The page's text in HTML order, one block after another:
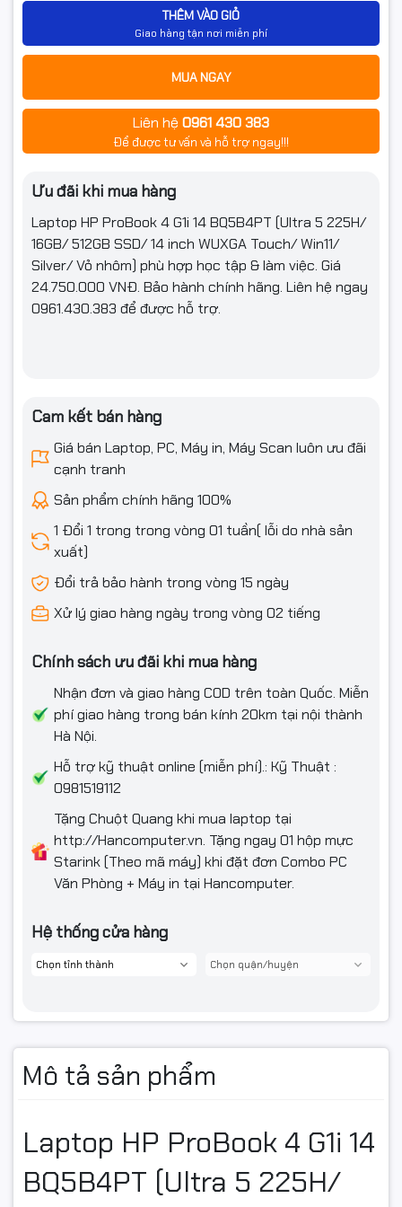
THÊM VÀO GIỎ
Giao hàng tận nơi miễn phí
MUA NGAY
Liên hệ 0961 430 383
Để được tư vấn và hỗ trợ ngay!!!
Ưu đãi khi mua hàng
Laptop HP ProBook 4 G1i 14 BQ5B4PT (Ultra 5 225H/
16GB/ 512GB SSD/ 14 inch WUXGA Touch/ Win11/
Silver/ Vỏ nhôm) phù hợp học tập & làm việc. Giá
24.750.000 VNĐ. Bảo hành chính hãng. Liên hệ ngay
0961.430.383 để được hỗ trợ.
Cam kết bán hàng
Giá bán Laptop, PC, Máy in, Máy Scan luôn ưu đãi
cạnh tranh
Sản phẩm chính hãng 100%
1 Đổi 1 trong trong vòng 01 tuần( lỗi do nhà sản
xuất)
Đổi trả bảo hành trong vòng 15 ngày
Xử lý giao hàng ngày trong vòng 02 tiếng
Chính sách ưu đãi khi mua hàng
Nhận đơn và giao hàng COD trên toàn Quốc. Miễn
phí giao hàng trong bán kính 20km tại nội thành
Hà Nội.
Hỗ trợ kỹ thuật online (miễn phí).: Kỹ Thuật :
0981519112
Tặng Chuột Quang khi mua laptop tại
http://Hancomputer.vn. Tặng ngay 01 hộp mực
Starink (Theo mã máy) khi đặt đơn Combo PC
Văn Phòng + Máy in tại Hancomputer.
Hệ thống cửa hàng
Mô tả sản phẩm
Laptop HP ProBook 4 G1i 14
BQ5B4PT (Ultra 5 225H/
(Lan/Wireless)
wireless card
1 HDMI 2.1; 1 stereo headphone/microphone combo
(powered); 2 USB Type-C 20Gbps signaling rate
(USB Power Delivery 3.0, DisplayPort 1.4, HP Sleep
and Charge)
Tính năng
Webcam Có
Đèn bàn phím Bàn phím chống tràn, có đèn nền
Tính năng đặc
Nhận dạng vân tay
Phần mềm
HP Long Life 3-cell, 56 Wh Li-ion polymer
Kích thước 31.86 x 22.43 x 1.09 cm
Trọng lượng 1.39 kg
Màu sắc Silver
Chất liệu Vỏ nhôm
Màn hình
Kích thước
màn hình
14.0inch WUXGA Touch
Độ phân giải WUXGA (1920x1200)
Công nghệ
IPS, anti-glare, 300 nits, low power, 62.5% sRGB
Màn hình cảm
ứng
Có